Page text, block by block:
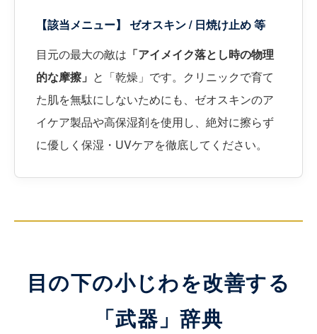
【該当メニュー】 ゼオスキン / 日焼け止め 等
目元の最大の敵は 「アイメイク落とし時の物理
的な摩擦」 と「乾燥」です。クリニックで育て
た肌を無駄にしないためにも、ゼオスキンのア
イケア製品や高保湿剤を使用し、絶対に擦らず
に優しく保湿・UVケアを徹底してください。
目の下の小じわを改善する
「武器」辞典